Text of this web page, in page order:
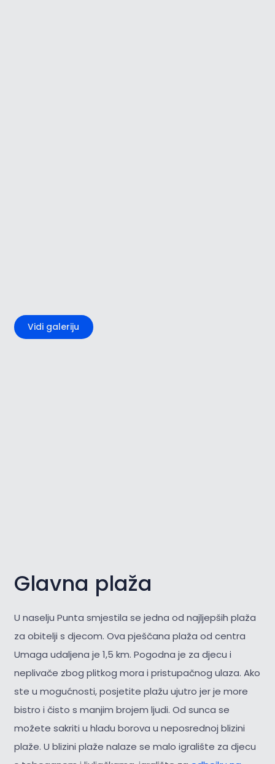
Vidi galeriju
Glavna plaža
U naselju Punta smjestila se jedna od najljepših plaža
za obitelji s djecom. Ova pješčana plaža od centra
Umaga udaljena je 1,5 km. Pogodna je za djecu i
neplivače zbog plitkog mora i pristupačnog ulaza. Ako
ste u mogućnosti, posjetite plažu ujutro jer je more
bistro i čisto s manjim brojem ljudi. Od sunca se
možete sakriti u hladu borova u neposrednoj blizini
plaže. U blizini plaže nalaze se malo igralište za djecu